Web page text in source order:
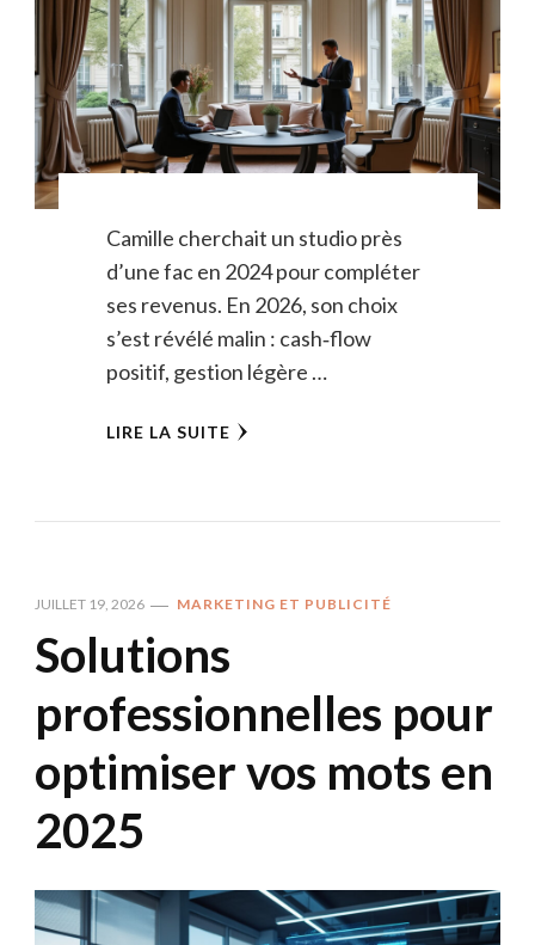
Camille cherchait un studio près
d’une fac en 2024 pour compléter
ses revenus. En 2026, son choix
s’est révélé malin : cash‑flow
positif, gestion légère …
LIRE LA SUITE
JUILLET 19, 2026 MARKETING ET PUBLICITÉ
Solutions
professionnelles pour
optimiser vos mots en
2025